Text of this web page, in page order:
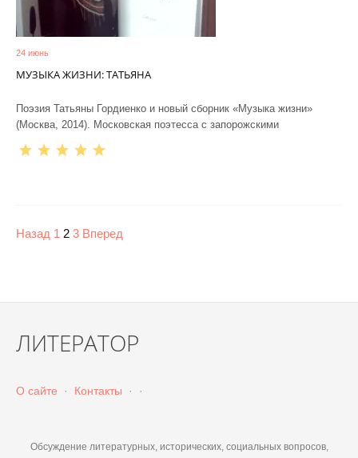
24 июнь
МУЗЫКА ЖИЗНИ: ТАТЬЯНА
Поэзия Татьяны Гордиенко и новый сборник «Музыка жизни»
(Москва, 2014). Московская поэтесса с запорожскими
Назад 1 2 3 Вперед
ЛИТЕРАТОР
О сайте · Контакты · ·
Обсуждение литературных, исторических, социальных вопросов,